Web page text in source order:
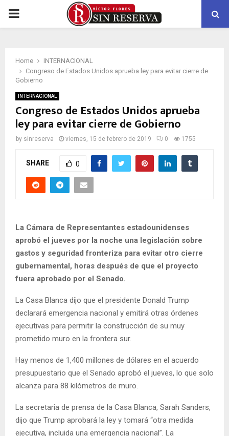
PRIMARY
Home
INTERNACIONAL
Congreso de Estados Unidos aprueba ley para evitar cierre de
Gobierno
INTERNACIONAL
Congreso de Estados Unidos aprueba
ley para evitar cierre de Gobierno
by sinreserva viernes, 15 de febrero de 2019 0 1755
SHARE 0
La Cámara de Representantes estadounidenses
aprobó el jueves por la noche una legislación sobre
gastos y seguridad fronteriza para evitar otro cierre
gubernamental, horas después de que el proyecto
fuera aprobado por el Senado.
La Casa Blanca dijo que el presidente Donald Trump
declarará emergencia nacional y emitirá otras órdenes
ejecutivas para permitir la construcción de su muy
prometido muro en la frontera sur.
Hay menos de 1,400 millones de dólares en el acuerdo
presupuestario que el Senado aprobó el jueves, lo que solo
alcanza para 88 kilómetros de muro.
La secretaria de prensa de la Casa Blanca, Sarah Sanders,
dijo que Trump aprobará la ley y tomará “otra medida
ejecutiva, incluida una emergencia nacional”. La